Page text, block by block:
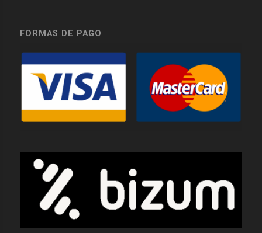
FORMAS DE PAGO